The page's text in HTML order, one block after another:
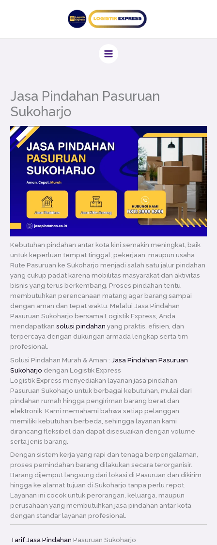
Jasa Pindahan Pasuruan
Sukoharjo
Kebutuhan pindahan antar kota kini semakin meningkat, baik
untuk keperluan tempat tinggal, pekerjaan, maupun usaha.
Rute Pasuruan ke Sukoharjo menjadi salah satu jalur pindahan
yang cukup padat karena mobilitas masyarakat dan aktivitas
bisnis yang terus berkembang. Proses pindahan tentu
membutuhkan perencanaan matang agar barang sampai
dengan aman dan tepat waktu. Melalui Jasa Pindahan
Pasuruan Sukoharjo bersama Logistik Express, Anda
mendapatkansolusi pindahan yang praktis, efisien, dan
terpercaya dengan dukungan armada lengkap serta tim
profesional.
Solusi Pindahan Murah & Aman : Jasa Pindahan Pasuruan
Sukoharjo dengan Logistik Express
Logistik Express menyediakan layanan jasa pindahan
Pasuruan Sukoharjo untuk berbagai kebutuhan, mulai dari
pindahan rumah hingga pengiriman barang berat dan
elektronik. Kami memahami bahwa setiap pelanggan
memiliki kebutuhan berbeda, sehingga layanan kami
dirancang fleksibel dan dapat disesuaikan dengan volume
serta jenis barang.
Dengan sistem kerja yang rapi dan tenaga berpengalaman,
proses pemindahan barang dilakukan secara terorganisir.
Barang dijemput langsung dari lokasi di Pasuruan dan dikirim
hingga ke alamat tujuan di Sukoharjo tanpa perlu repot.
Layanan ini cocok untuk perorangan, keluarga, maupun
perusahaan yang membutuhkan jasa pindahan antar kota
dengan standar layanan profesional.
Tarif Jasa Pindahan Pasuruan Sukoharjo